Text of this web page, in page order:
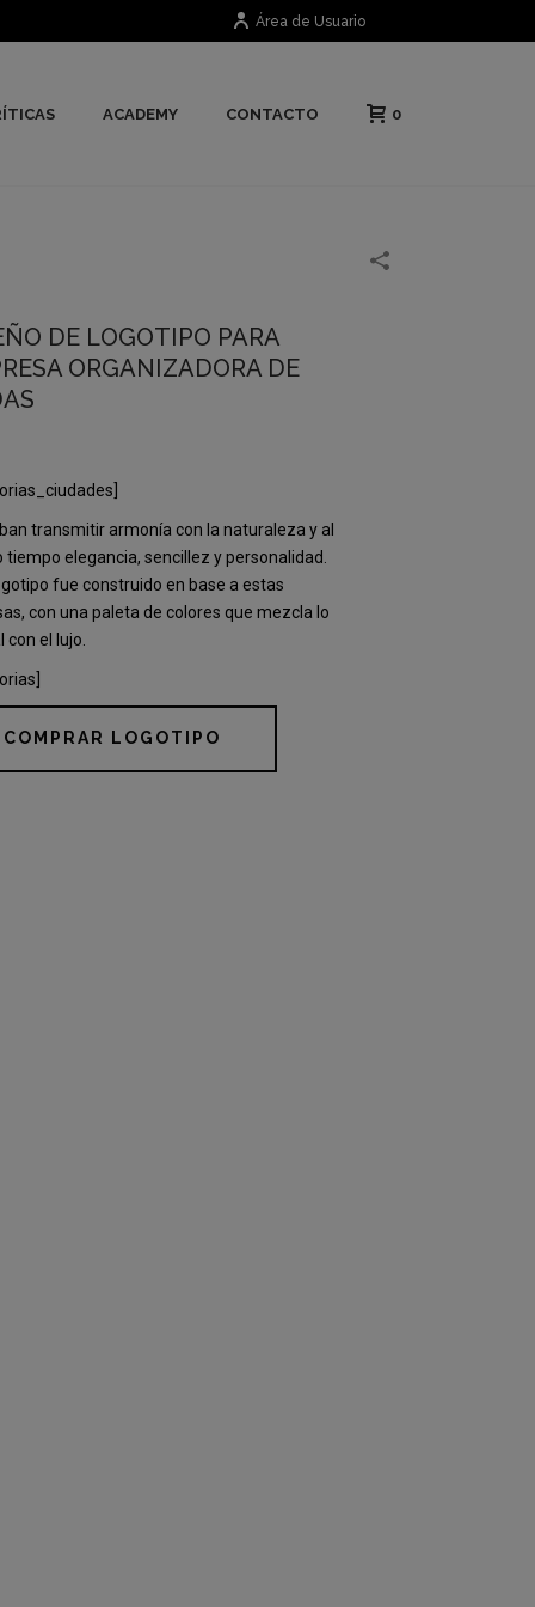
Área de Usuario
ACADEMY CONTACTO 0
DE LOGOTIPO PARA
ORGANIZADORA DE
transmitir armonía con la naturaleza y al
tiempo elegancia, sencillez y personalidad.
fue construido en base a estas
con una paleta de colores que mezcla lo
con el lujo.
COMPRAR LOGOTIPO